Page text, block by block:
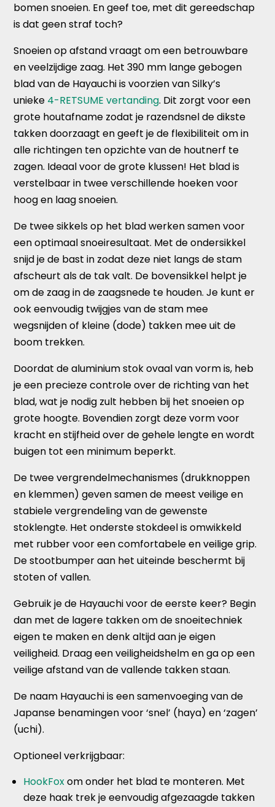
bomen snoeien. En geef toe, met dit gereedschap
is dat geen straf toch?
Snoeien op afstand vraagt om een betrouwbare
en veelzijdige zaag. Het 390 mm lange gebogen
blad van de Hayauchi is voorzien van Silky’s
unieke 4-RETSUME vertanding. Dit zorgt voor een
grote houtafname zodat je razendsnel de dikste
takken doorzaagt en geeft je de flexibiliteit om in
alle richtingen ten opzichte van de houtnerf te
zagen. Ideaal voor de grote klussen! Het blad is
verstelbaar in twee verschillende hoeken voor
hoog en laag snoeien.
De twee sikkels op het blad werken samen voor
een optimaal snoeiresultaat. Met de ondersikkel
snijd je de bast in zodat deze niet langs de stam
afscheurt als de tak valt. De bovensikkel helpt je
om de zaag in de zaagsnede te houden. Je kunt er
ook eenvoudig twijgjes van de stam mee
wegsnijden of kleine (dode) takken mee uit de
boom trekken.
Doordat de aluminium stok ovaal van vorm is, heb
je een precieze controle over de richting van het
blad, wat je nodig zult hebben bij het snoeien op
grote hoogte. Bovendien zorgt deze vorm voor
kracht en stijfheid over de gehele lengte en wordt
buigen tot een minimum beperkt.
De twee vergrendelmechanismes (drukknoppen
en klemmen) geven samen de meest veilige en
stabiele vergrendeling van de gewenste
stoklengte. Het onderste stokdeel is omwikkeld
met rubber voor een comfortabele en veilige grip.
De stootbumper aan het uiteinde beschermt bij
stoten of vallen.
Gebruik je de Hayauchi voor de eerste keer? Begin
dan met de lagere takken om de snoeitechniek
eigen te maken en denk altijd aan je eigen
veiligheid. Draag een veiligheidshelm en ga op een
veilige afstand van de vallende takken staan.
De naam Hayauchi is een samenvoeging van de
Japanse benamingen voor ‘snel’ (haya) en ‘zagen’
(uchi).
Optioneel verkrijgbaar:
HookFoxom onder het blad te monteren. Met
deze haak trek je eenvoudig afgezaagde takken